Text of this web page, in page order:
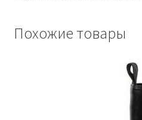
Похожие товары